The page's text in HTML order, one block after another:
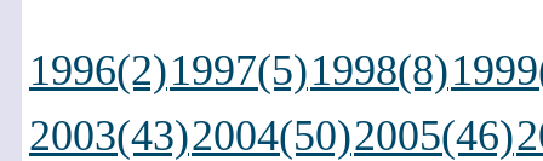
1996(2)1997(5)1998(8)
2003(43)2004(50)2005(46)